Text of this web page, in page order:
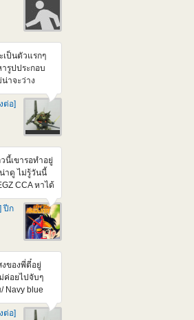
เป็นตัวแรกๆ
ารูปประกอบ
น่าจะว่าง
ริ่มขึ้นมาโน่น
ต่อ]
นี้เขารอทำอยู่
าดู ไม่รู้วันนี้
CCA หาได้
ปีก
ของพี่ตี๋อยู่
ค่อยไปจับๆ
Navy blue
2025/11/p-
ต่อ]